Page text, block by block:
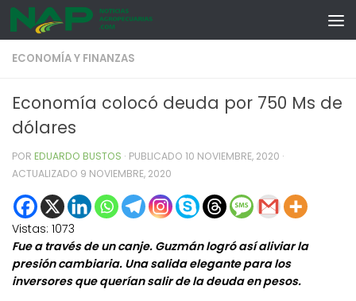
Skip to content
ECONOMÍA Y FINANZAS
Economía colocó deuda por 750 Ms de
dólares
POR EDUARDO BUSTOS · PUBLICADO 10 NOVIEMBRE, 2020 ·
ACTUALIZADO 9 NOVIEMBRE, 2020
Vistas: 1073
Fue a través de un canje. Guzmán logró así aliviar la
presión cambiaria. Una salida elegante para los
inversores que querían salir de la deuda en pesos.